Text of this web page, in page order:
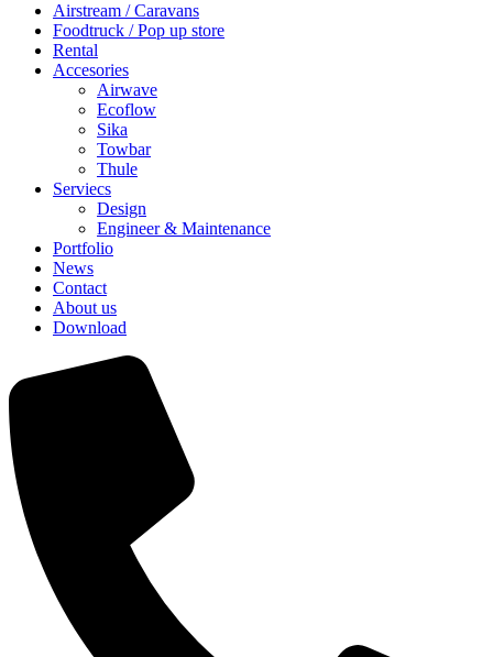
Airstream / Caravans
Foodtruck / Pop up store
Rental
Accesories
Airwave
Ecoflow
Sika
Towbar
Thule
Serviecs
Design
Engineer & Maintenance
Portfolio
News
Contact
About us
Download